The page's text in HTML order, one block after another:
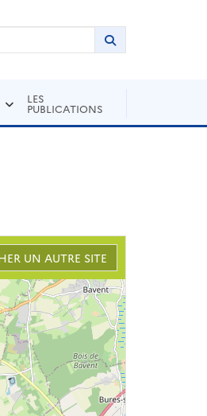
Inventaire Rechercher
Lancer la
LES
PUBLICATIONS
UN AUTRE SITE